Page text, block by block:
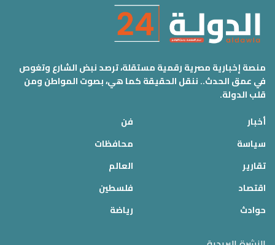
منصة إخبارية مصرية رقمية مستقلة، ترصد نبض الشارع وتغوص
في عمق الحدث.. ننقل الحقيقة كما هي، بصوت المواطن ومن
قلب الدولة.
أخبار
سياسة
تقارير
اقتصاد
حوادث
فن
محافظات
العالم
فلسطين
رياضة